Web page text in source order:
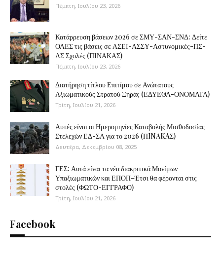
Πέμπτη, Ιουλίου 23, 2026
Κατάρρευση βάσεων 2026 σε ΣΜΥ-ΣΑΝ-ΣΝΔ: Δείτε
ΟΛΕΣ τις βάσεις σε ΑΣΕΙ-ΑΣΣΥ-Αστυνομικές-ΠΣ-
ΛΣ Σχολές (ΠΙΝΑΚΑΣ)
Πέμπτη, Ιουλίου 23, 2026
Διατήρηση τίτλου Επιτίμου σε Ανώτατους
Αξιωματικούς Στρατού Ξηράς (ΕΔΥΕΘΑ-ΟΝΟΜΑΤΑ)
Τρίτη, Ιουλίου 21, 2026
Αυτές είναι οι Ημερομηνίες Καταβολής Μισθοδοσίας
Στελεχών ΕΔ-ΣΑ για το 2026 (ΠINAKAΣ)
Δευτέρα, Δεκεμβρίου 08, 2025
ΓΕΣ: Αυτά είναι τα νέα διακριτικά Μονίμων
Υπαξιωματικών και ΕΠΟΠ–Έτσι θα φέρονται στις
στολές (ΦΩΤΟ-ΕΓΓΡΑΦΟ)
Τρίτη, Ιουλίου 21, 2026
Facebook